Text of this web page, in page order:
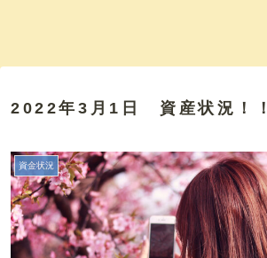
2022年3月1日 資産状況！！
資金状況